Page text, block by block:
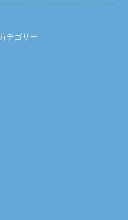
カテゴリー